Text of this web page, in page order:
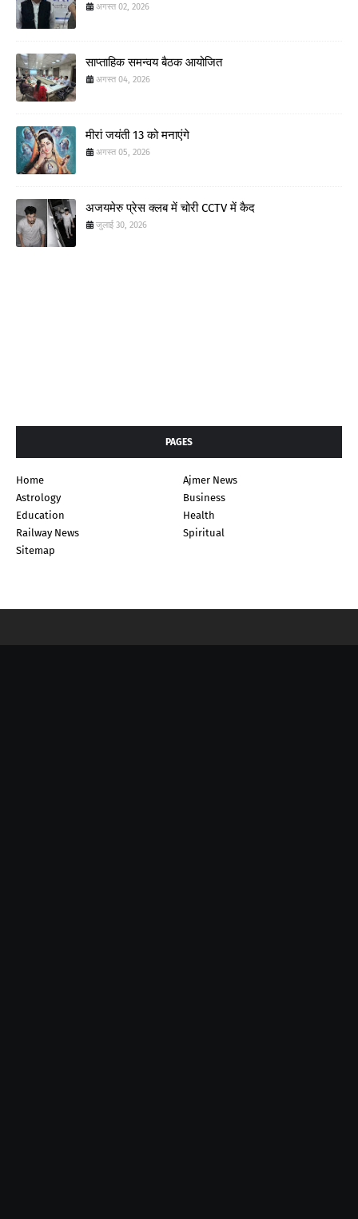
अगस्त 02, 2026
साप्ताहिक समन्वय बैठक आयोजित
अगस्त 04, 2026
मीरां जयंती 13 को मनाएंगे
अगस्त 05, 2026
अजयमेरु प्रेस क्लब में चोरी CCTV में कैद
जुलाई 30, 2026
PAGES
Home
Ajmer News
Astrology
Business
Education
Health
Railway News
Spiritual
Sitemap